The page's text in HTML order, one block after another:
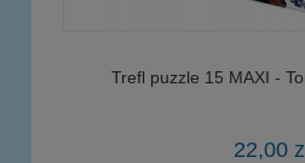
Trefl puzzle 15 MAXI -
22,00